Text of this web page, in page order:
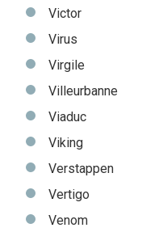
Victor
Virus
Virgile
Villeurbanne
Viaduc
Viking
Verstappen
Vertigo
Venom